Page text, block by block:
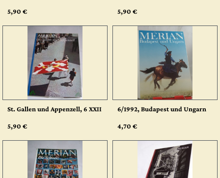
5,90 € 5,90 €
St. Gallen und Appenzell, 6 XXII
5,90 €
6/1992, Budapest und Ungarn
4,70 €